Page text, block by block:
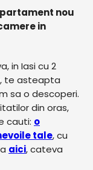
nou
in
in Iasi cu 2
te asteapta
sa o descoperi.
din oras,
cauti: o
tale, cu
aici, cateva